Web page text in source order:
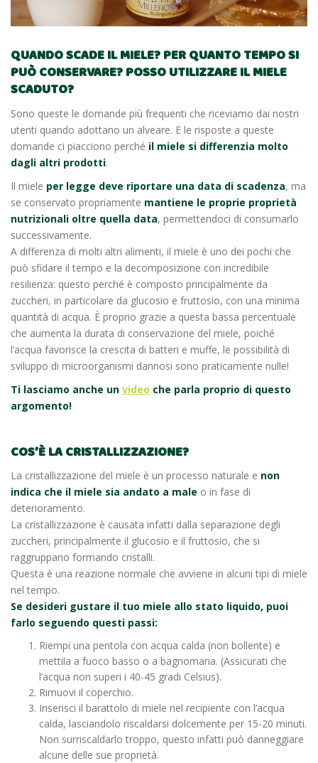
QUANDO SCADE IL MIELE? PER QUANTO TEMPO SI
PUÒ CONSERVARE? POSSO UTILIZZARE IL MIELE
SCADUTO?
Sono queste le domande più frequenti che riceviamo dai nostri
utenti quando adottano un alveare. E le risposte a queste
domande ci piacciono perché il miele si differenzia molto
dagli altri prodotti.
Il miele per legge deve riportare una data di scadenza, ma
se conservato propriamente mantiene le proprie proprietà
nutrizionali oltre quella data, permettendoci di consumarlo
successivamente.
A differenza di molti altri alimenti, il miele è uno dei pochi che
può sfidare il tempo e la decomposizione con incredibile
resilienza: questo perché è composto principalmente da
zuccheri, in particolare da glucosio e fruttosio, con una minima
quantità di acqua. È proprio grazie a questa bassa percentuale
che aumenta la durata di conservazione del miele, poiché
l’acqua favorisce la crescita di batteri e muffe, le possibilità di
sviluppo di microorganismi dannosi sono praticamente nulle!
Ti lasciamo anche un video che parla proprio di questo
argomento!
COS’È LA CRISTALLIZZAZIONE?
La cristallizzazione del miele è un processo naturale e non
indica che il miele sia andato a male o in fase di
deterioramento.
La cristallizzazione è causata infatti dalla separazione degli
zuccheri, principalmente il glucosio e il fruttosio, che si
raggruppano formando cristalli.
Questa è una reazione normale che avviene in alcuni tipi di miele
nel tempo.
Se desideri gustare il tuo miele allo stato liquido, puoi
farlo seguendo questi passi:
Riempi una pentola con acqua calda (non bollente) e
mettila a fuoco basso o a bagnomaria. (Assicurati che
l’acqua non superi i 40-45 gradi Celsius).
Rimuovi il coperchio.
Inserisci il barattolo di miele nel recipiente con l’acqua
calda, lasciandolo riscaldarsi dolcemente per 15-20 minuti.
Non surriscaldarlo troppo, questo infatti può danneggiare
alcune delle sue proprietà.